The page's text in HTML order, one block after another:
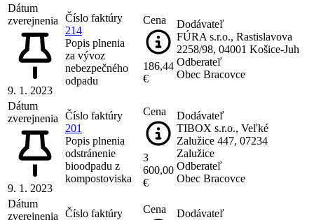
Dátum
zverejnenia
9. 1. 2023
Číslo faktúry
214
Popis plnenia
za vývoz
nebezpečného
odpadu
Cena
186,44
€
Dodávateľ
FÚRA s.r.o., Rastislavova
2258/98, 04001 Košice-Juh
Odberateľ
Obec Bracovce
Dátum
zverejnenia
9. 1. 2023
Číslo faktúry
201
Popis plnenia
odstránenie
bioodpadu z
kompostoviska
Cena
3
600,00
€
Dodávateľ
TIBOX s.r.o., Veľké
Zalužice 447, 07234
Zalužice
Odberateľ
Obec Bracovce
Dátum
zverejnenia Číslo faktúry Cena Dodávateľ